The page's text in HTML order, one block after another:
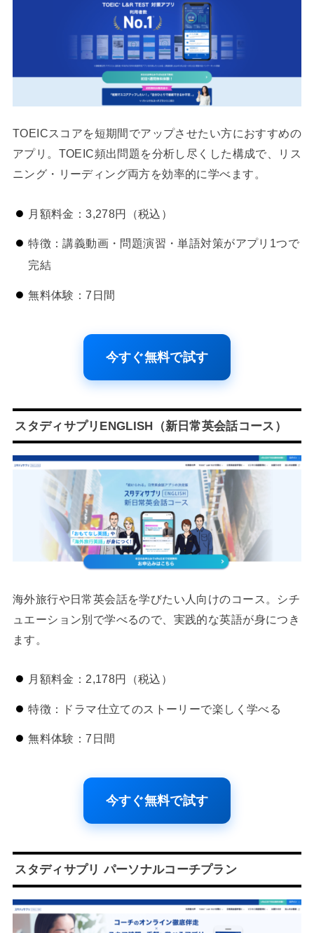
TOEICスコアを短期間でアップさせたい方におすすめの
アプリ。TOEIC頻出問題を分析し尽くした構成で、リス
ニング・リーディング両方を効率的に学べます。
月額料金：3,278円（税込）
特徴：講義動画・問題演習・単語対策がアプリ1つで
完結
無料体験：7日間
今すぐ無料で試す
スタディサプリENGLISH（新日常英会話コース）
海外旅行や日常英会話を学びたい人向けのコース。シチ
ュエーション別で学べるので、実践的な英語が身につき
ます。
月額料金：2,178円（税込）
特徴：ドラマ仕立てのストーリーで楽しく学べる
無料体験：7日間
今すぐ無料で試す
スタディサプリ パーソナルコーチプラン